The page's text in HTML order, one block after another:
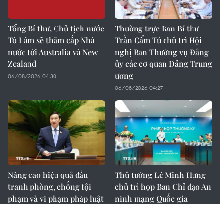
Tổng Bí thư, Chủ tịch nước
Tô Lâm sẽ thăm cấp Nhà
nước tới Australia và New
Zealand
06/08/2026 04:30
Thường trực Ban Bí thư
Trần Cẩm Tú chủ trì Hội
nghị Ban Thường vụ Đảng
ủy các cơ quan Đảng Trung
ương
06/08/2026 04:27
Nâng cao hiệu quả đấu
tranh phòng, chống tội
phạm và vi phạm pháp luật
Thủ tướng Lê Minh Hưng
chủ trì họp Ban Chỉ đạo An
ninh mạng Quốc gia